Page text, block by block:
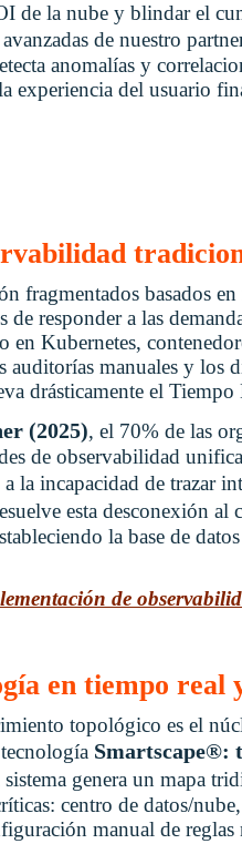
de la nube y blindar el
de nuestro
anomalías y
experiencia del usuario
fragmentados basados
responder a las
en Kubernetes,
manuales y los
drásticamente el
(2025), el 70% de las
de observabilidad
la incapacidad de trazar
esta desconexión al
la base de
de
en tiempo real
topológico es el
Smartscape®:
sistema genera un mapa
centro de datos/
manual de